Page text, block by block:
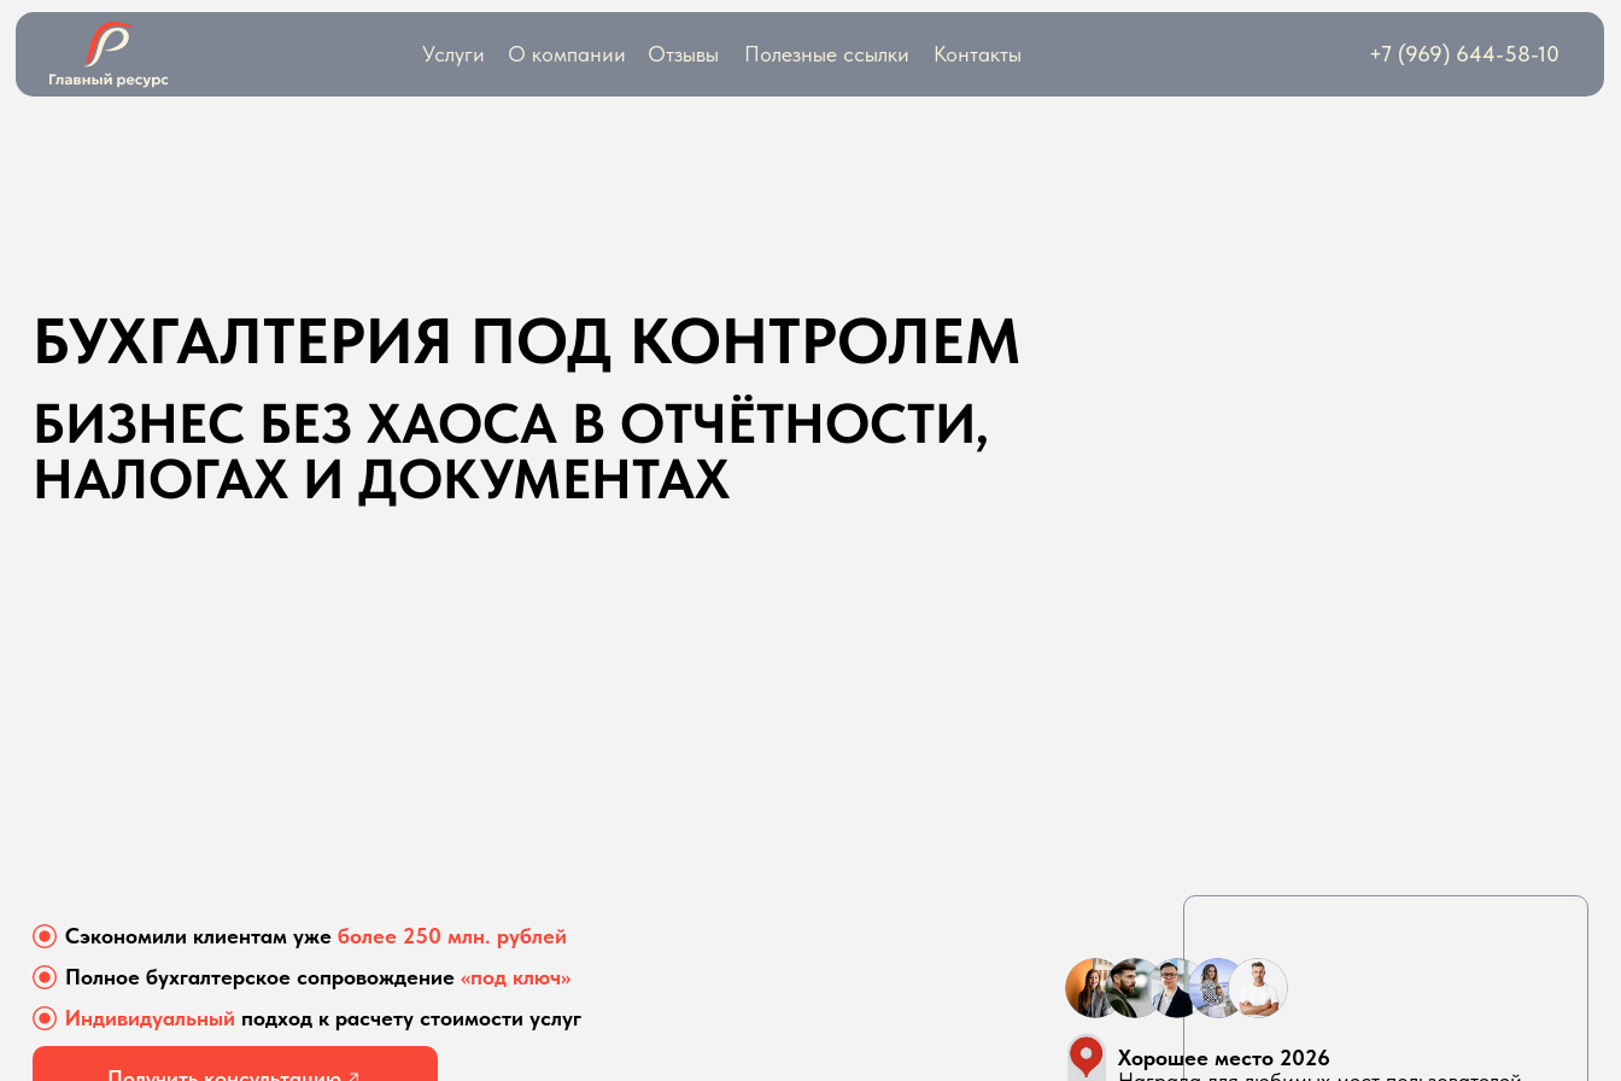
+7 (969) 644-58-10
Контакты
Полезные ссылки
Отзывы
О компании
Услуги
Индивидуальный подход к расчету стоимости услуг
БИЗНЕС БЕЗ ХАОСА В ОТЧЁТНОСТИ,
НАЛОГАХ И ДОКУМЕНТАХ
БУХГАЛТЕРИЯ ПОД КОНТРОЛЕМ
Полное бухгалтерское сопровождение «под ключ»
Сэкономили клиентам уже более 250 млн. рублей
Хорошее место 2026